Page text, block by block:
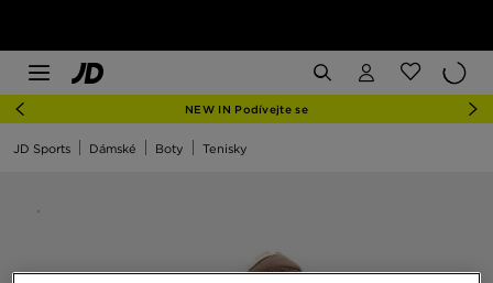
NEW IN Podívejte se
JD Sports Dámské Boty Tenisky